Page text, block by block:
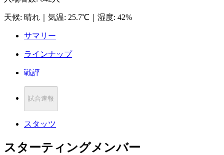
天候: 晴れ 気温: 25.7℃ 湿度: 42%
サマリー
ラインナップ
戦評
試合速報
スタッツ
スターティングメンバー